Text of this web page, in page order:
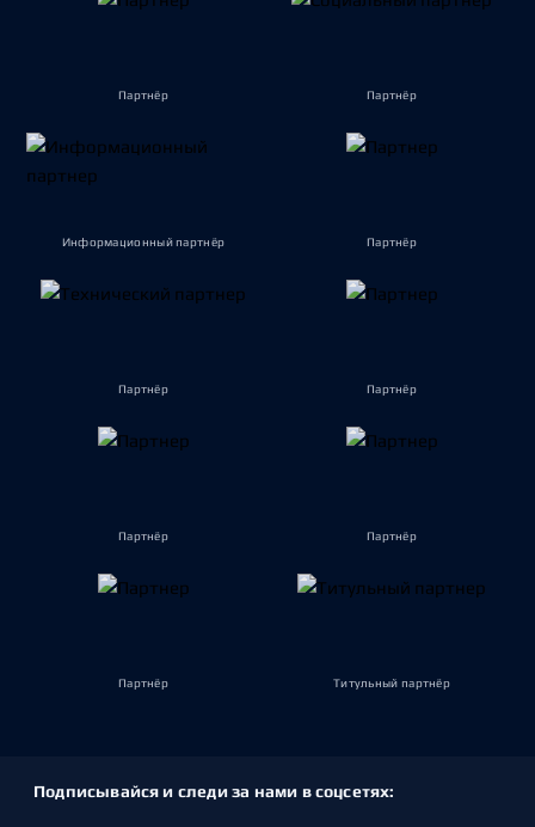
Партнёр Партнёр
Информационный партнёр Партнёр
Партнёр Партнёр
Партнёр Партнёр
Партнёр Титульный партнёр
Подписывайся и следи за нами в соцсетях: